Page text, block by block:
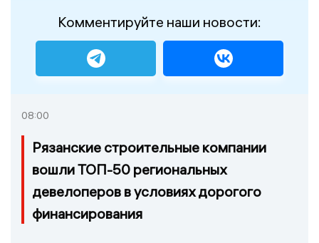
Комментируйте наши новости:
08:00
Рязанские строительные компании
вошли ТОП-50 региональных
девелоперов в условиях дорогого
финансирования